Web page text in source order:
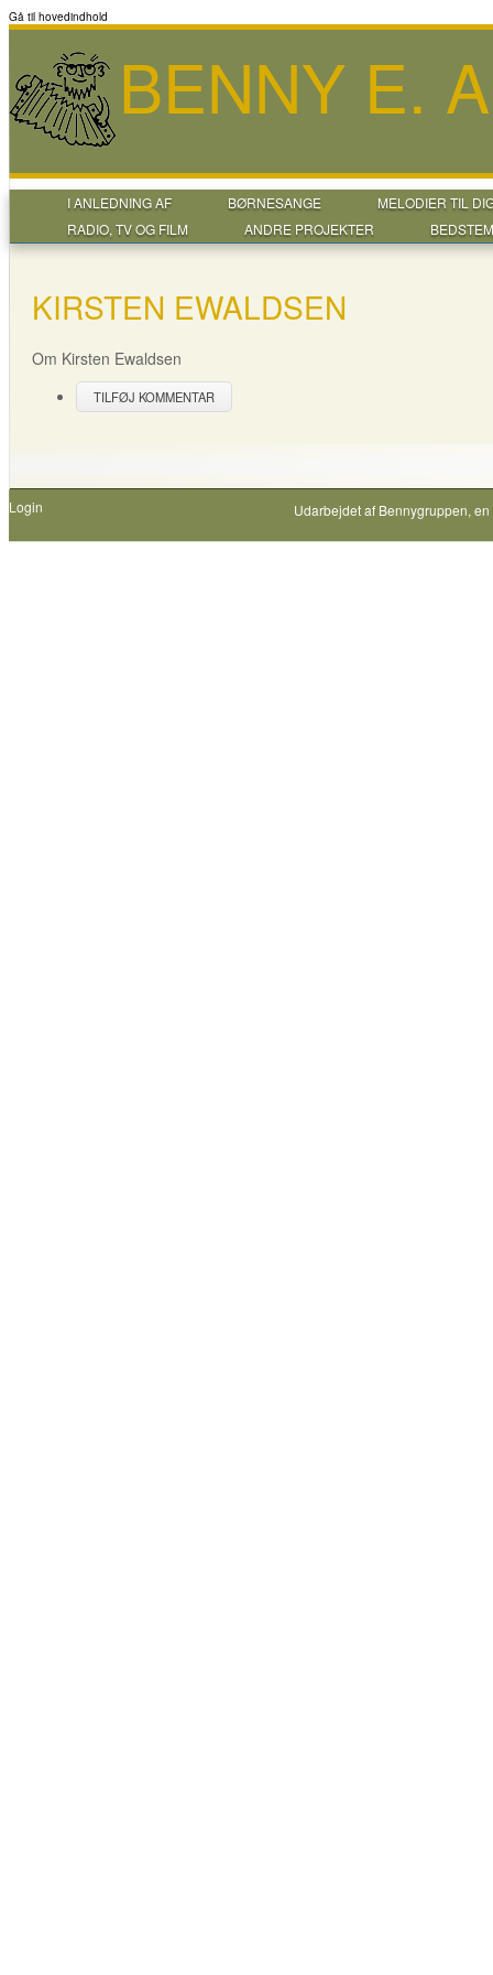
Gå til hovedindhold
BENNY E.
I ANLEDNING AF BØRNESANGE
MELODIER TIL
RADIO, TV OG FILM
ANDRE PROJEKTER
KIRSTEN EWALDSEN
Om Kirsten Ewaldsen
TILFØJ KOMMENTAR
Login Udarbejdet af Bennygruppen,